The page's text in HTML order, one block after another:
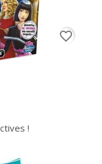
!
favorite_border